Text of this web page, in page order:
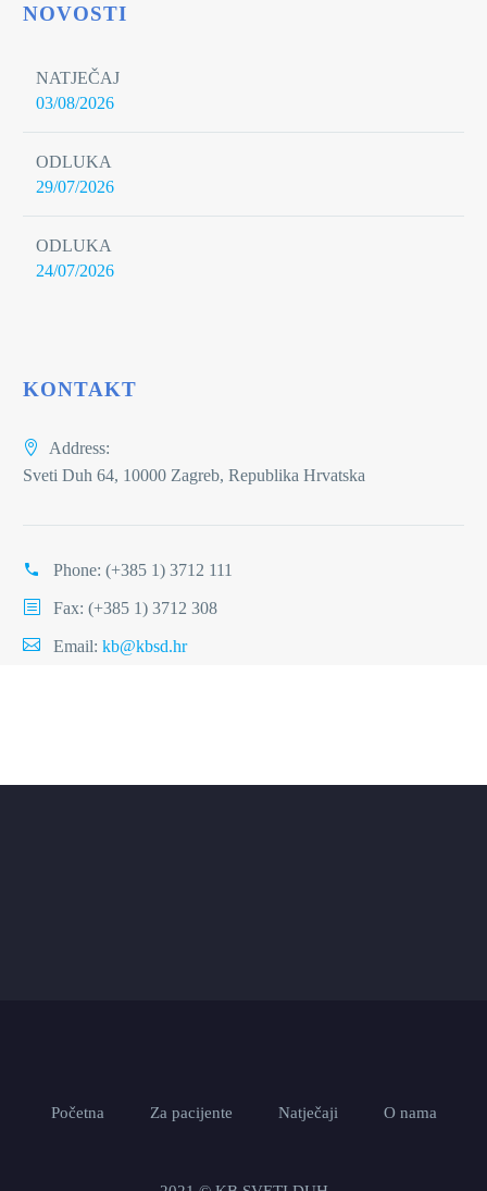
NOVOSTI
NATJEČAJ
03/08/2026
ODLUKA
29/07/2026
ODLUKA
24/07/2026
KONTAKT
Address:
Sveti Duh 64, 10000 Zagreb, Republika Hrvatska
Phone: (+385 1) 3712 111
Fax: (+385 1) 3712 308
Email: kb@kbsd.hr
Početna Za pacijente Natječaji O nama